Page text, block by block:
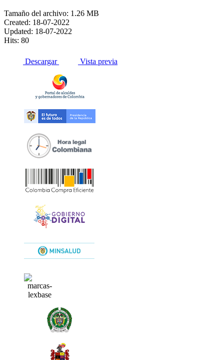
Tamaño del archivo: 1.26 MB
Created: 18-07-2022
Updated: 18-07-2022
Hits: 80
Descargar Vista previa